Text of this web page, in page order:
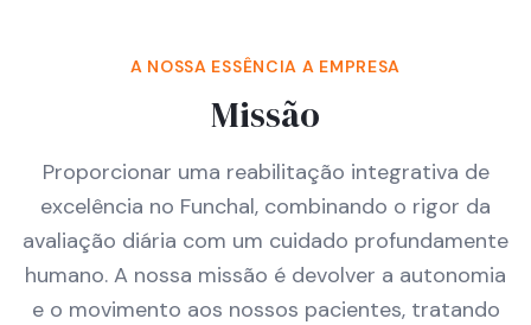
A NOSSA ESSÊNCIA A EMPRESA
Missão
Proporcionar uma reabilitação integrativa de
excelência no Funchal, combinando o rigor da
avaliação diária com um cuidado profundamente
humano. A nossa missão é devolver a autonomia
e o movimento aos nossos pacientes, tratando